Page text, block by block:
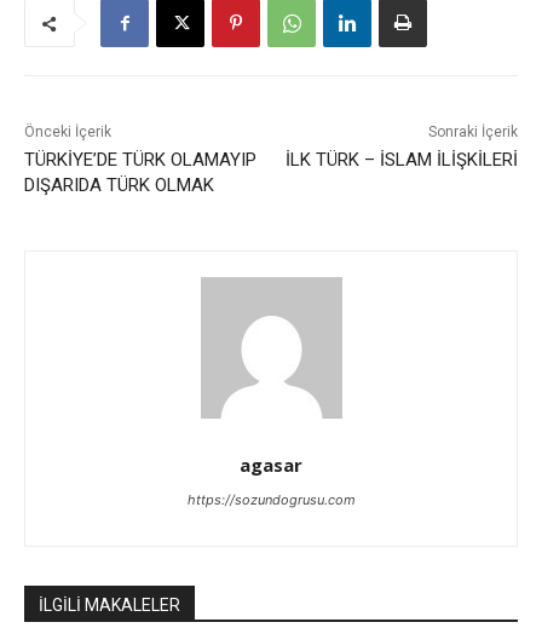
Önceki İçerik
TÜRKİYE’DE TÜRK OLAMAYIP
DIŞARIDA TÜRK OLMAK
Sonraki İçerik
İLK TÜRK – İSLAM İLİŞKİLERİ
agasar
https://sozundogrusu.com
İLGİLİ MAKALELER